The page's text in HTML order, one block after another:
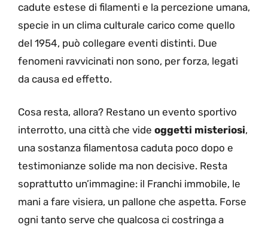
cadute estese di filamenti e la percezione umana,
specie in un clima culturale carico come quello
del 1954, può collegare eventi distinti. Due
fenomeni ravvicinati non sono, per forza, legati
da causa ed effetto.
Cosa resta, allora? Restano un evento sportivo
interrotto, una città che vide oggetti misteriosi,
una sostanza filamentosa caduta poco dopo e
testimonianze solide ma non decisive. Resta
soprattutto un’immagine: il Franchi immobile, le
mani a fare visiera, un pallone che aspetta. Forse
ogni tanto serve che qualcosa ci costringa a